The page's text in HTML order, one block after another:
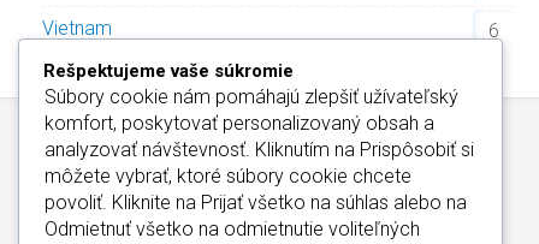
Vietnam
6
Wellness Hotely Slovensko/Informácie o Cookies
Rešpektujeme vaše súkromie
Súbory cookie nám pomáhajú zlepšiť užívateľský
komfort, poskytovať personalizovaný obsah a
analyzovať návštevnosť. Kliknutím na Prispôsobiť si
môžete vybrať, ktoré súbory cookie chcete
povoliť. Kliknite na Prijať všetko na súhlas alebo na
Odmietnuť všetko na odmietnutie voliteľných